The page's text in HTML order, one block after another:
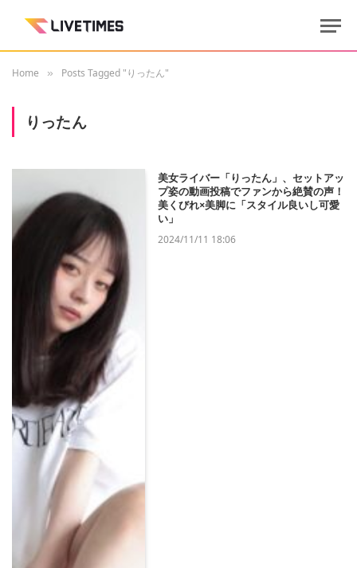
Home » Posts Tagged "りったん"
りったん
美女ライバー「りったん」、セットアッ
プ姿の動画投稿でファンから絶賛の声！
美くびれ×美脚に「スタイル良いし可愛
い」
2024/11/11 18:06